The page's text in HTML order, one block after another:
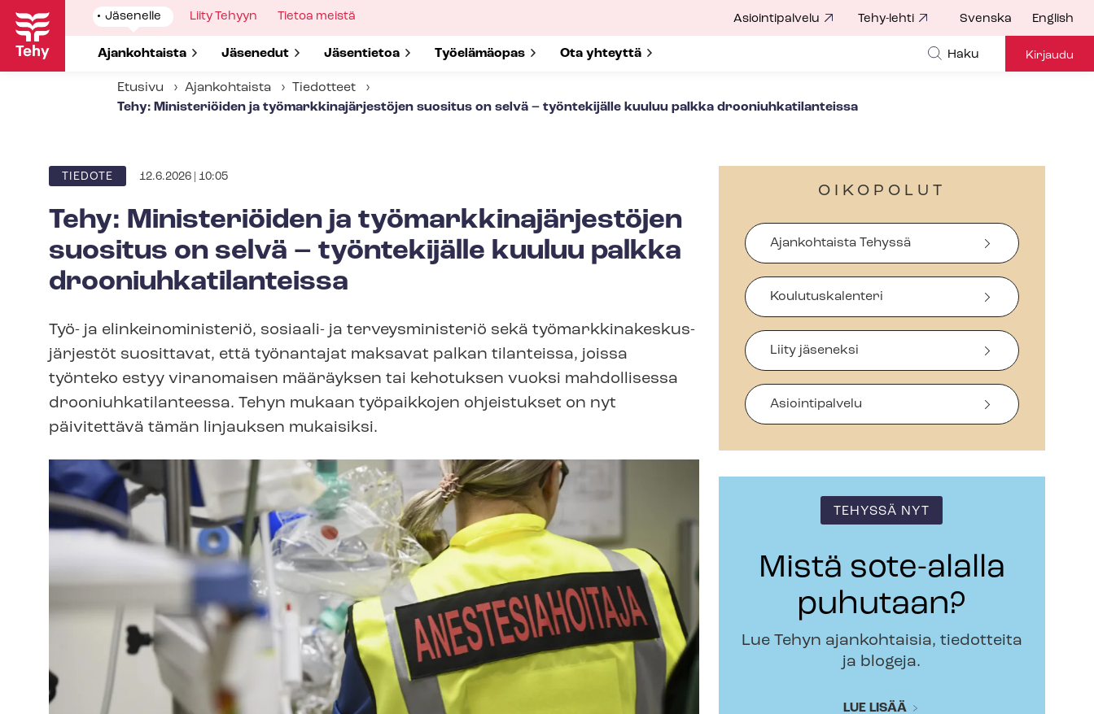
Hyppää
pääsisältöön
Show
submenu
Jäsenelle
Show submenu for
Ajankohtaista Show submenu for
Jäsenedut Show submenu for
Jäsentietoa Show submenu for
Työelämäopas Show submenu for
Ota yhteyttä
Show
Liity Tehyyn
Show
Tietoa meistä Asiointipalvelu Tehy-lehti Svenska English
Haku Kirjaudu
Etusivu Ajankohtaista
Tiedotteet
Tehy: Ministeriöiden ja työ­mark­ki­na­jär­jes­tö­jen suositus on selvä – työntekijälle kuuluu palkka droo­niuh­ka­ti­lan­teis­sa
ARTIKKELIN
TIEDOTE 12.6.2026 | 10:05
Tehy: Ministeriöiden ja työ­mark­ki­na­jär­jes­tö­jen
suositus on selvä – työntekijälle kuuluu palkka
droo­niuh­ka­ti­lan­teis­sa
Työ- ja elin­kei­no­mi­nis­te­riö, sosiaali- ja terveysministeriö sekä työ­mark­ki­na­kes­kus­
jär­jes­töt suosittavat, että työnantajat maksavat palkan tilanteissa, joissa
työnteko estyy viranomaisen määräyksen tai kehotuksen vuoksi mahdollisessa
droo­niuh­ka­ti­lan­tees­sa. Tehyn mukaan työpaikkojen ohjeistukset on nyt
päivitettävä tämän linjauksen mukaisiksi.
OIKOPOLUT
Ajankohtaista Tehyssä
Koulutuskalenteri
Liity jäseneksi
Asiointipalvelu
TEHYSSÄ NYT
Mistä sote-alalla
puhutaan?
Lue Tehyn ajankohtaisia, tiedotteita
ja blogeja.
LUE LISÄÄ